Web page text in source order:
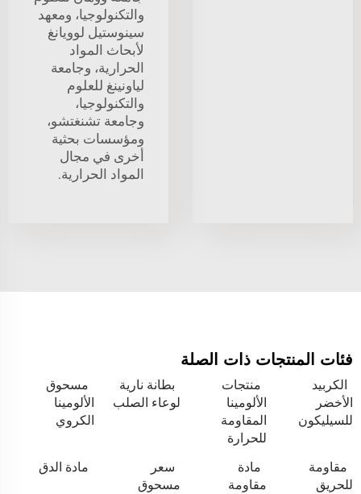
والتكنولوجيا، ومعهد
سينوستيل لوويانغ
لأبحاث المواد
الحرارية، وجامعة
لياونينغ للعلوم
والتكنولوجيا،
وجامعة تشنغتشو،
ومؤسسات بحثية
أخرى في مجال
المواد الحرارية.
فئات المنتجات ذات الصلة
الكربيد
الأخضر
للسيليكون
منتجات
الألومينا
المقاومة
للحرارة
بطانة نارية
لوعاء الصلب
مسحوق
الألومينا
الكروي
مقاومة
للحريق
مادة
مقاومة
سعر
مسحوق
مادة الدق